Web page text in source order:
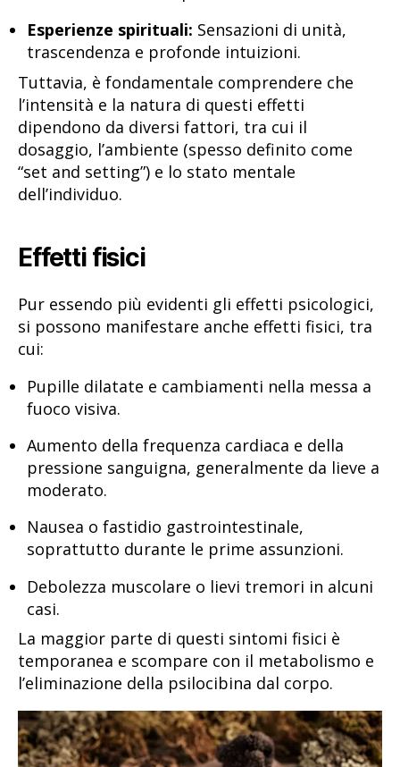
Esperienze spirituali: Sensazioni di unità,
trascendenza e profonde intuizioni.
Tuttavia, è fondamentale comprendere che
l’intensità e la natura di questi effetti
dipendono da diversi fattori, tra cui il
dosaggio, l’ambiente (spesso definito come
“set and setting”) e lo stato mentale
dell’individuo.
Effetti fisici
Pur essendo più evidenti gli effetti psicologici,
si possono manifestare anche effetti fisici, tra
cui:
Pupille dilatate e cambiamenti nella messa a
fuoco visiva.
Aumento della frequenza cardiaca e della
pressione sanguigna, generalmente da lieve a
moderato.
Nausea o fastidio gastrointestinale,
soprattutto durante le prime assunzioni.
Debolezza muscolare o lievi tremori in alcuni
casi.
La maggior parte di questi sintomi fisici è
temporanea e scompare con il metabolismo e
l’eliminazione della psilocibina dal corpo.